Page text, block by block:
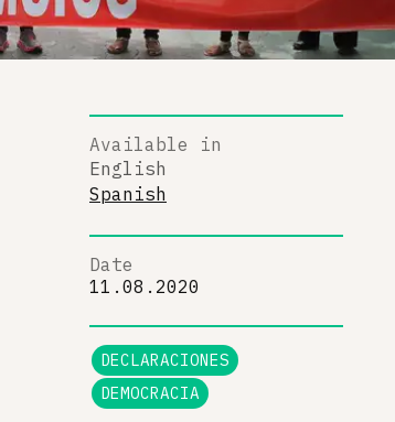
Available in
English
Spanish
Date
11.08.2020
DECLARACIONES
DEMOCRACIA